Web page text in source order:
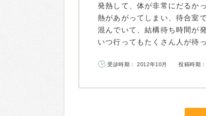
発熱して、体が非常にだるか
熱があがってしまい、待合室
混んでいて、結構待ち時間が
いつ行ってもたくさん人が待
受診時期： 2012年10月 投稿時期